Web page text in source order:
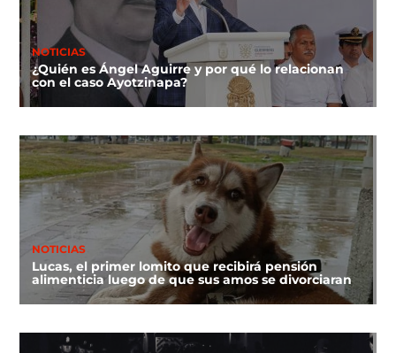
NOTICIAS
¿Quién es Ángel Aguirre y por qué lo relacionan
con el caso Ayotzinapa?
NOTICIAS
Lucas, el primer lomito que recibirá pensión
alimenticia luego de que sus amos se divorciaran